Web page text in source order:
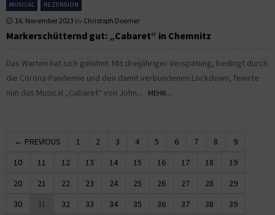
MUSICAL REZENSION
16. November 2023 by Christoph Doerner
Markerschütternd gut: „Cabaret“ in Chemnitz
Das Warten hat sich gelohnt: Mit dreijähriger Verspätung, bedingt durch
die Corona-Pandemie und den damit verbundenen Lockdown, feierte
nun das Musical „Cabaret“ von John...
MEHR...
← PREVIOUS 1 2 3 4 5 6 7 8
9
10
11 12 13 14 15 16 17 18
19
20
21 22 23 24 25 26 27 28
29
30
31 32 33 34 35 36 37 38
39